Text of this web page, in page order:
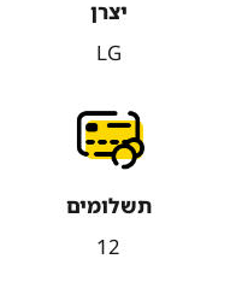
יצרן
LG
תשלומים
12